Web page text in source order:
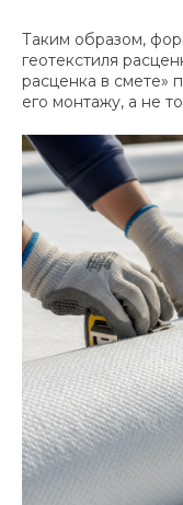
Таким образом,
геотекстиля
расценка в смете»
его монтажу, а не